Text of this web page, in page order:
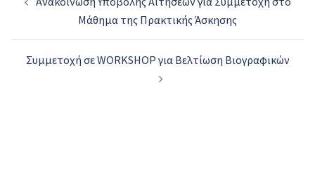
navigation
Μάθημα της Πρακτικής Άσκησης
Συμμετοχή σε WORKSHOP για Βελτίωση Βιογραφικών